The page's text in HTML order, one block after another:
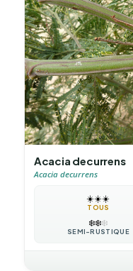
Acacia decurrens
Acacia decurrens
☀️☀️☀️
TOUS
❄️❄️❄️
SEMI-RUSTIQUE